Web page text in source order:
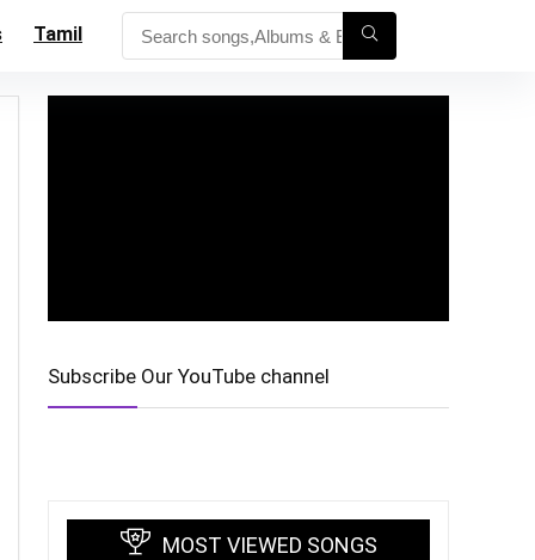
Tamil
Subscribe Our YouTube channel
MOST VIEWED SONGS